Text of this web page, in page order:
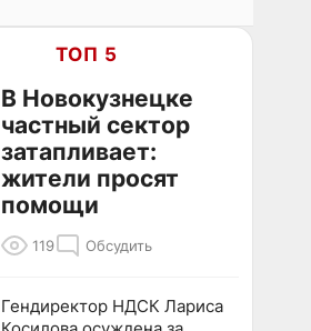
ТОП 5
В Новокузнецке
частный сектор
затапливает:
жители просят
помощи
119 Обсудить
Гендиректор НДСК Лариса